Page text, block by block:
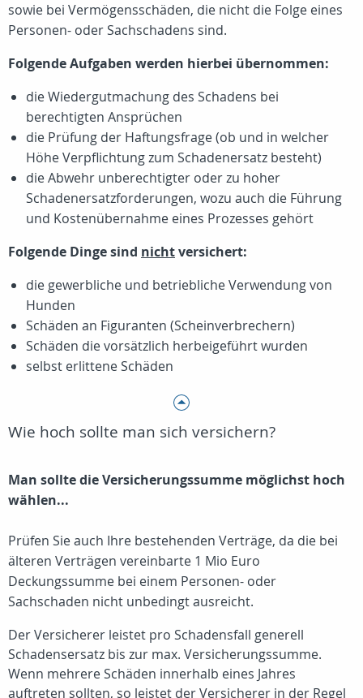
sowie bei Vermögensschäden, die nicht die Folge eines
Personen- oder Sachschadens sind.
Folgende Aufgaben werden hierbei übernommen:
die Wiedergutmachung des Schadens bei
berechtigten Ansprüchen
die Prüfung der Haftungsfrage (ob und in welcher
Höhe Verpflichtung zum Schadenersatz besteht)
die Abwehr unberechtigter oder zu hoher
Schadenersatzforderungen, wozu auch die Führung
und Kostenübernahme eines Prozesses gehört
Folgende Dinge sind nichtversichert:
die gewerbliche und betriebliche Verwendung von
Hunden
Schäden an Figuranten (Scheinverbrechern)
Schäden die vorsätzlich herbeigeführt wurden
selbst erlittene Schäden
Wie hoch sollte man sich versichern?
Man sollte die Versicherungssumme möglichst hoch
wählen...
Prüfen Sie auch Ihre bestehenden Verträge, da die bei
älteren Verträgen vereinbarte 1 Mio Euro
Deckungssumme bei einem Personen- oder
Sachschaden nicht unbedingt ausreicht.
Der Versicherer leistet pro Schadensfall generell
Schadensersatz bis zur max. Versicherungssumme.
Wenn mehrere Schäden innerhalb eines Jahres
auftreten sollten, so leistet der Versicherer in der Regel